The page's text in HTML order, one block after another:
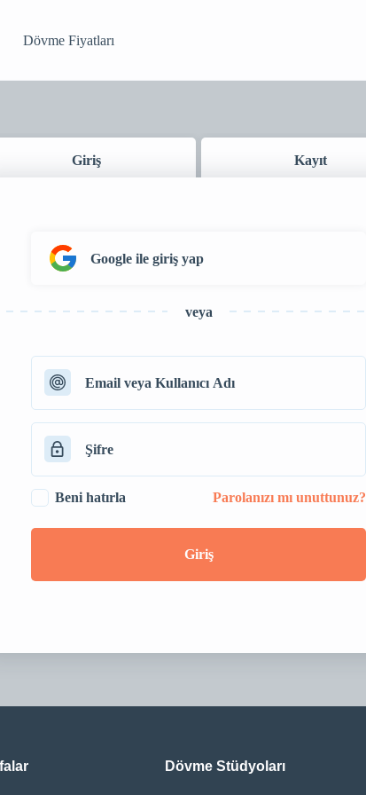
Dövme Fiyatları
Giriş Kayıt
Google ile giriş yap
veya
Beni hatırla Parolanızı mı unuttunuz?
Giriş
Dövme Stüdyoları